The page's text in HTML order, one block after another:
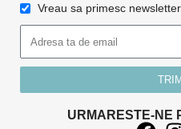
Vreau sa primesc
URMARESTE-NE